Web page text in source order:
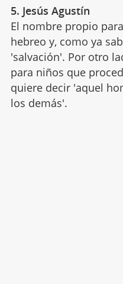
5. Jesús Agustín
El nombre propio
hebreo y, como ya
'salvación'. Por otro
para niños que
quiere decir 'aquel
los demás'.